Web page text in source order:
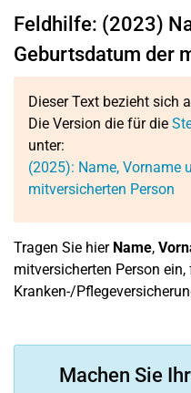
Feldhilfe: (2023)
Geburtsdatum der
Dieser Text bezieht sich
Die Version die für die
unter:
(2025): Name, Vorname
mitversicherten Person
Tragen Sie hier Name,
mitversicherten Person
Kranken-/
Machen Sie